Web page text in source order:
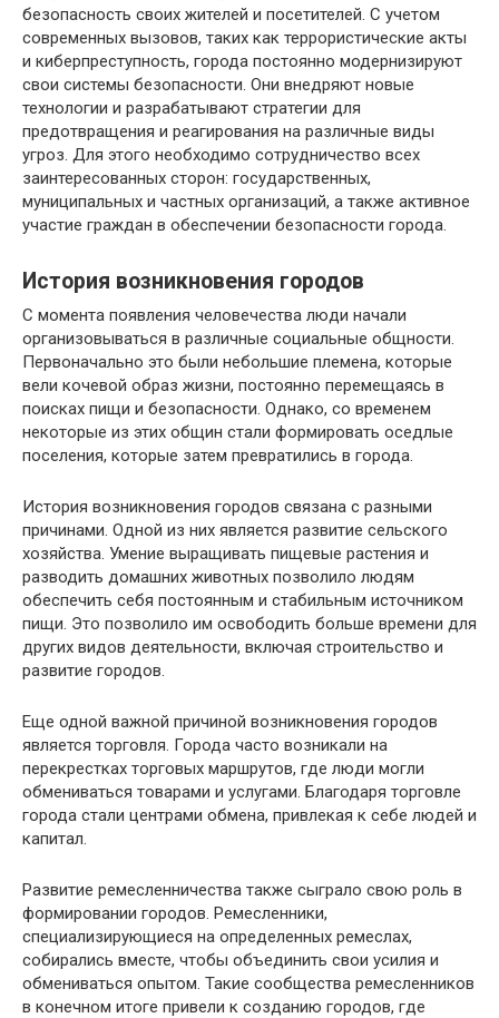
безопасность своих жителей и посетителей. С учетом
современных вызовов, таких как террористические акты
и киберпреступность, города постоянно модернизируют
свои системы безопасности. Они внедряют новые
технологии и разрабатывают стратегии для
предотвращения и реагирования на различные виды
угроз. Для этого необходимо сотрудничество всех
заинтересованных сторон: государственных,
муниципальных и частных организаций, а также активное
участие граждан в обеспечении безопасности города.
История возникновения городов
С момента появления человечества люди начали
организовываться в различные социальные общности.
Первоначально это были небольшие племена, которые
вели кочевой образ жизни, постоянно перемещаясь в
поисках пищи и безопасности. Однако, со временем
некоторые из этих общин стали формировать оседлые
поселения, которые затем превратились в города.
История возникновения городов связана с разными
причинами. Одной из них является развитие сельского
хозяйства. Умение выращивать пищевые растения и
разводить домашних животных позволило людям
обеспечить себя постоянным и стабильным источником
пищи. Это позволило им освободить больше времени для
других видов деятельности, включая строительство и
развитие городов.
Еще одной важной причиной возникновения городов
является торговля. Города часто возникали на
перекрестках торговых маршрутов, где люди могли
обмениваться товарами и услугами. Благодаря торговле
города стали центрами обмена, привлекая к себе людей и
капитал.
Развитие ремесленничества также сыграло свою роль в
формировании городов. Ремесленники,
специализирующиеся на определенных ремеслах,
собирались вместе, чтобы объединить свои усилия и
обмениваться опытом. Такие сообщества ремесленников
в конечном итоге привели к созданию городов, где